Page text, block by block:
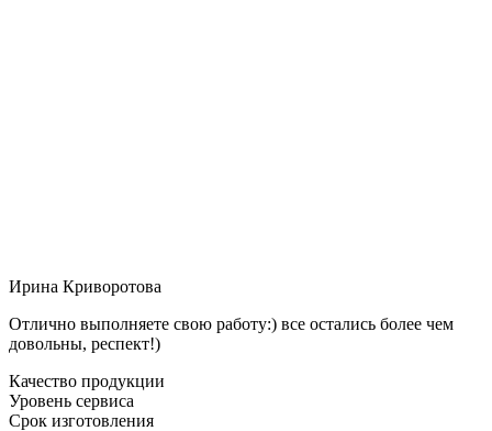
Ирина Криворотова
Отлично выполняете свою работу:) все остались более чем
довольны, респект!)
Качество продукции
Уровень сервиса
Срок изготовления